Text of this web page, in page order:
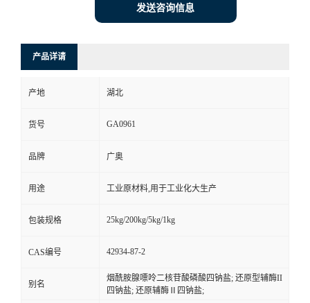
发送咨询信息
产品详请
产地 湖北
货号 GA0961
品牌 广奥
用途 工业原材料,用于工业化大生产
包装规格 25kg/200kg/5kg/1kg
CAS编号 42934-87-2
别名
烟酰胺腺嘌呤二核苷酸磷酸四钠盐; 还原型辅酶II
四钠盐; 还原辅酶Ⅱ四钠盐;